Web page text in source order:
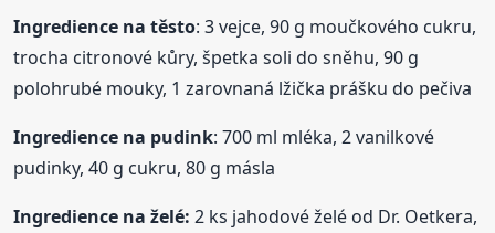
Ingredience natěsto: 3 vejce, 90 g moučkového cukru,
trocha citronové kůry, špetka soli do sněhu, 90 g
polohrubé mouky, 1 zarovnaná lžička prášku do pečiva
Ingredience na pudink: 700 ml mléka, 2 vanilkové
pudinky, 40 g cukru, 80 g másla
Ingredience na želé: 2 ks jahodové želé od Dr. Oetkera,